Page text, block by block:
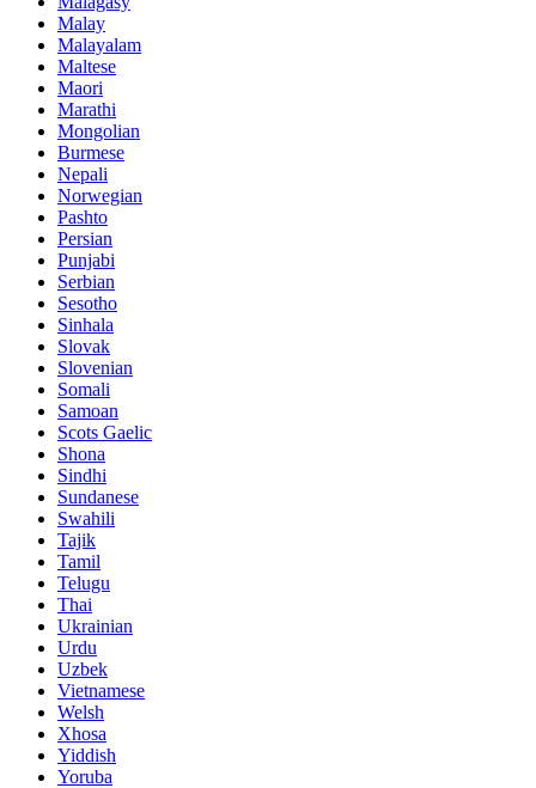
Malay
Malayalam
Maltese
Maori
Marathi
Mongolian
Burmese
Nepali
Norwegian
Pashto
Persian
Punjabi
Serbian
Sesotho
Sinhala
Slovak
Slovenian
Somali
Samoan
Scots Gaelic
Shona
Sindhi
Sundanese
Swahili
Tajik
Tamil
Telugu
Thai
Ukrainian
Urdu
Uzbek
Vietnamese
Welsh
Xhosa
Yiddish
Yoruba